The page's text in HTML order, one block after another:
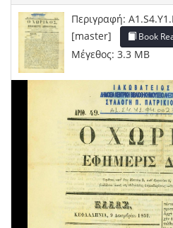
Περιγραφή:
[master]
Book
Μέγεθος: 3.3 MB